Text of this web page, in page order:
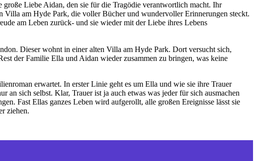
Liebe Aidan, den sie für die Tragödie verantwortlich macht. Ihr
Villa am Hyde Park, die voller Bücher und wundervoller Erinnerungen steckt.
am Leben zurück- und sie wieder mit der Liebe ihres Lebens
Dieser wohnt in einer alten Villa am Hyde Park. Dort versucht sich,
der Familie Ella und Aidan wieder zusammen zu bringen, was keine
erwartet. In erster Linie geht es um Ella und wie sie ihre Trauer
sich selbst. Klar, Trauer ist ja auch etwas was jeder für sich ausmachen
Fast Ellas ganzes Leben wird aufgerollt, alle großen Ereignisse lässt sie
ziehen.